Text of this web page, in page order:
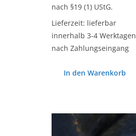
nach §19 (1) UStG.
Lieferzeit: lieferbar
innerhalb 3-4 Werktagen
nach Zahlungseingang
In den Warenkorb